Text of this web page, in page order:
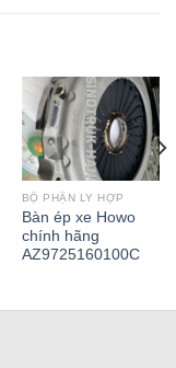
BỘ PHẬN LY HỢP
Bàn ép xe Howo
chính hãng
AZ9725160100C